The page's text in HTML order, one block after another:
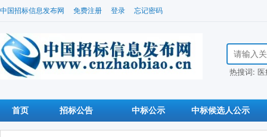
中国招标信息发布网 免费注册 登录 忘记密码
搜索招标信
热搜词:
首页 招标公告 中标公示 中标候选人公示